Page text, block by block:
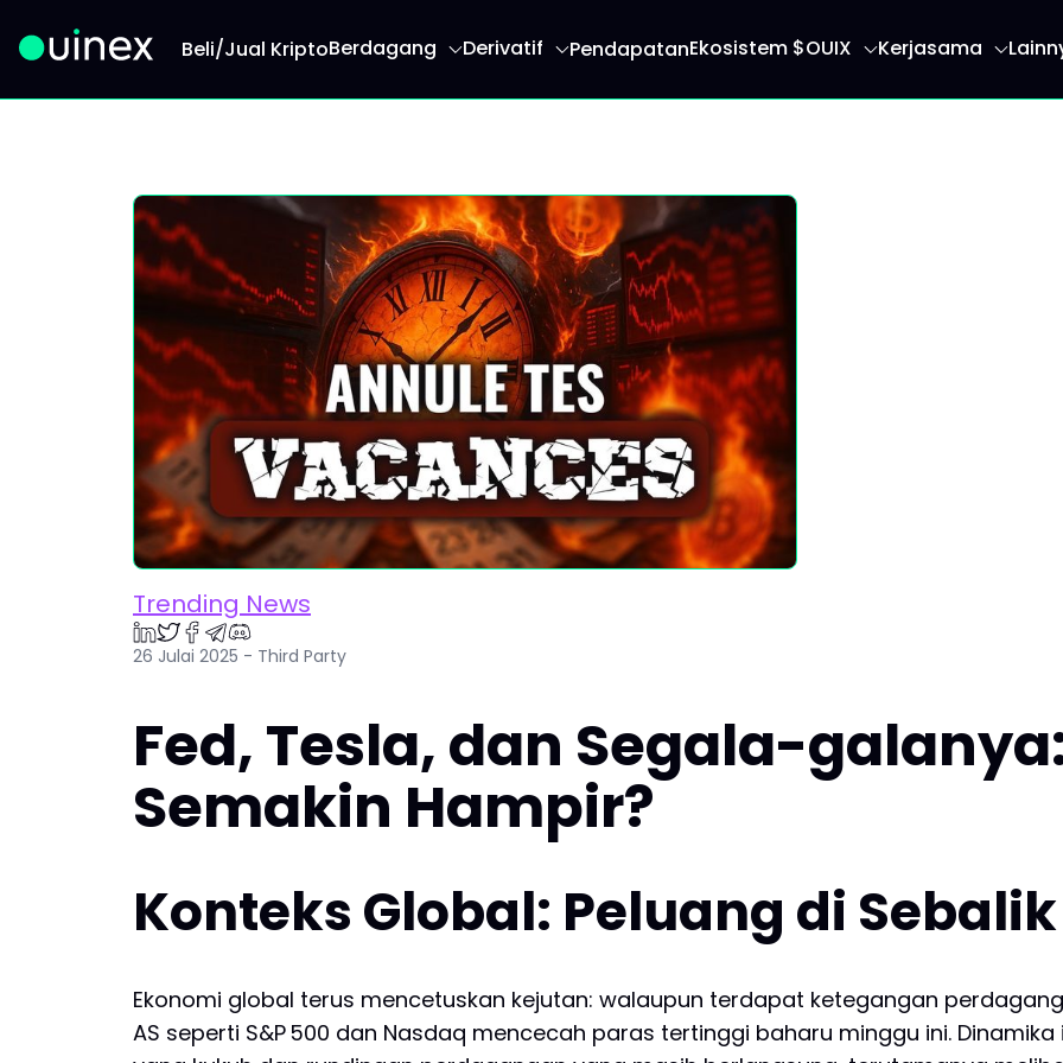
Beli/Jual KriptoBerdagang Derivatif PendapatanEkosistem $OUIX Kerjasama
Trending News
26 Julai 2025 - Third Party
Fed, Tesla, dan Segala-
Semakin Hampir?
Konteks Global: Peluang di
Ekonomi global terus mencetuskan kejutan: walaupun terdapat ketegangan
AS seperti S&P 500 dan Nasdaq mencecah paras tertinggi baharu minggu ini.